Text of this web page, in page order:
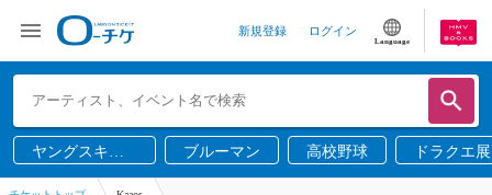
新規登録 ログイン
Language
ヤングスキニ
ー
ブルーマン 高校野球 ドラクエ展